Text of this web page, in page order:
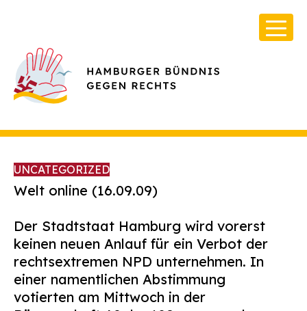
Über Uns
Infos & Broschüren
Archiv
Kontakt
UNCATEGORIZED
Welt online (16.09.09)
Der Stadtstaat Hamburg wird vorerst
keinen neuen Anlauf für ein Verbot der
rechtsextremen NPD unternehmen. In
einer namentlichen Abstimmung
votierten am Mittwoch in der